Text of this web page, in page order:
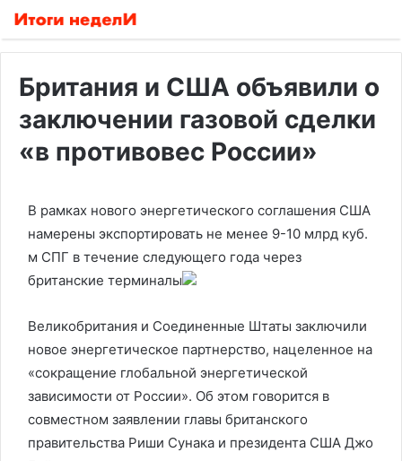
Британия и США объявили о
заключении газовой сделки
«в противовес России»
В рамках нового энергетического соглашения США
намерены экспортировать не менее 9-10 млрд куб.
м СПГ в течение следующего года через
британские терминалы
Великобритания и Соединенные Штаты заключили
новое энергетическое партнерство, нацеленное на
«сокращение глобальной энергетической
зависимости от России». Об этом говорится в
совместном заявлении главы британского
правительства Риши Сунака и президента США Джо